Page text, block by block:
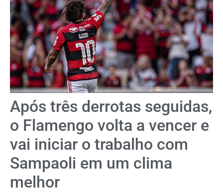
Após três derrotas seguidas,
o Flamengo volta a vencer e
vai iniciar o trabalho com
Sampaoli em um clima
melhor